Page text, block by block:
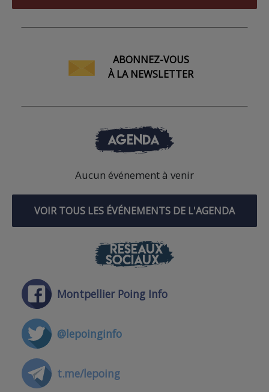
ABONNEZ-VOUS
À LA NEWSLETTER
AGENDA
Aucun événement à venir
VOIR TOUS LES ÉVÉNEMENTS DE L'AGENDA
RÉSEAUX
SOCIAUX
Montpellier Poing Info
@lepoinginfo
t.me/lepoing